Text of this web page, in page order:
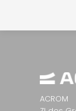
ACROM